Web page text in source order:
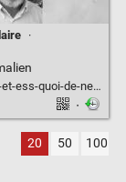
·
de-neuf-docteur/
·
20 50 100